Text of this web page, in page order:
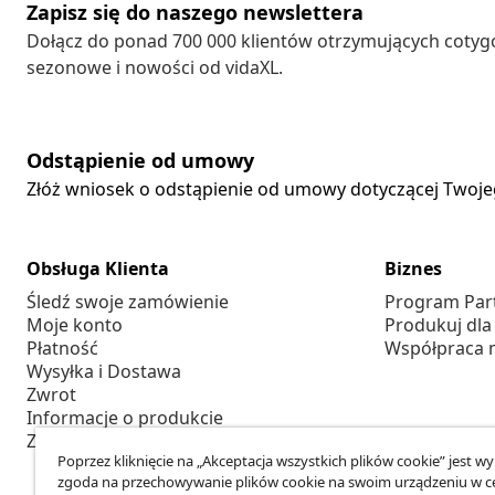
Zapisz się do naszego newslettera
Dołącz do ponad 700 000 klientów otrzymujących
sezonowe i nowości od vidaXL.
Odstąpienie od umowy
Złóż wniosek o odstąpienie od umowy dotyczącej
Obsługa Klienta
Śledź swoje zamówienie
Moje konto
Płatność
Wysyłka i Dostawa
Zwrot
Informacje o produkcie
Zamówienie
Biznes
Program
Produkuj dla
Poprzez kliknięcie na „Akceptacja wszystkich plików cookie” jest
zgoda na przechowywanie plików cookie na swoim urządzeniu w